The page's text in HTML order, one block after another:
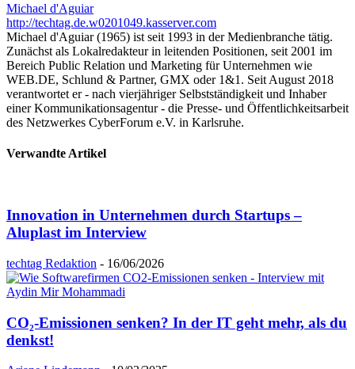
Michael d'Aguiar
http://techtag.de.w0201049.kasserver.com
Michael d'Aguiar (1965) ist seit 1993 in der Medienbranche tätig.
Zunächst als Lokalredakteur in leitenden Positionen, seit 2001 im
Bereich Public Relation und Marketing für Unternehmen wie
WEB.DE, Schlund & Partner, GMX oder 1&1. Seit August 2018
verantwortet er - nach vierjähriger Selbstständigkeit und Inhaber
einer Kommunikationsagentur - die Presse- und Öffentlichkeitsarbeit
des Netzwerkes CyberForum e.V. in Karlsruhe.
Verwandte Artikel
Innovation in Unternehmen durch Startups –
Aluplast im Interview
techtag Redaktion - 16/06/2026
CO₂-Emissionen senken? In der IT geht mehr, als du
denkst!